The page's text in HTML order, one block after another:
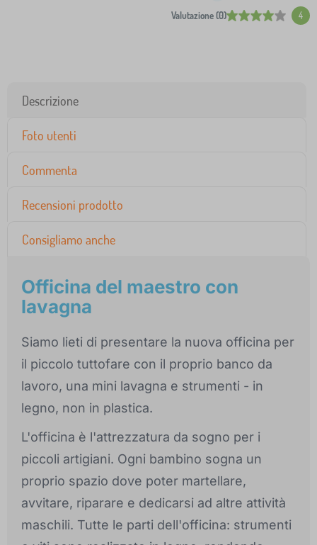
Valutazione (0) 4
Descrizione
Foto utenti
Commenta
Recensioni prodotto
Consigliamo anche
Officina del maestro con
lavagna
Siamo lieti di presentare la nuova officina per
il piccolo tuttofare con il proprio banco da
lavoro, una mini lavagna e strumenti - in
legno, non in plastica.
L'officina è l'attrezzatura da sogno per i
piccoli artigiani. Ogni bambino sogna un
proprio spazio dove poter martellare,
avvitare, riparare e dedicarsi ad altre attività
maschili. Tutte le parti dell'officina: strumenti